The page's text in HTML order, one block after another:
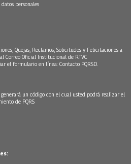
personales
Quejas, Reclamos, Solicitudes y Felicitaciones a
Oficial Institucional de RTVC
el formulario en línea: Contacto PQRSD.
un código con el cual usted podrá realizar el
de PQRS